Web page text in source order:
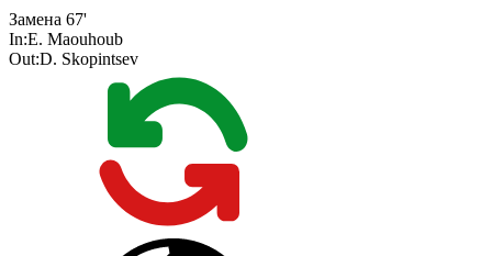
Замена 67'
In:E. Maouhoub
Out:D. Skopintsev